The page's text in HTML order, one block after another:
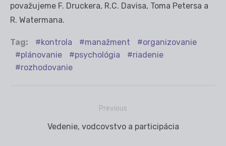
považujeme F. Druckera, R.C. Davisa, Toma Petersa a
R. Watermana.
Tag: kontrola manažment
organizovanie
plánovanie
psychológia
riadenie
rozhodovanie
Previous
Previous
Vedenie, vodcovstvo a participácia